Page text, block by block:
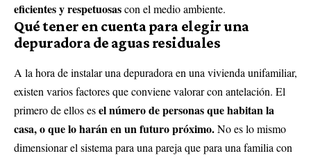
eficientes y respetuosascon el medio ambiente.
Qué tener en cuenta para elegir una
depuradora de aguas residuales
A la hora de instalar una depuradora en una vivienda unifamiliar,
existen varios factores que conviene valorar con antelación. El
primero de ellos esel número de personas que habitan la
casa, o que lo harán en un futuro próximo.No es lo mismo
dimensionar el sistema para una pareja que para una familia con